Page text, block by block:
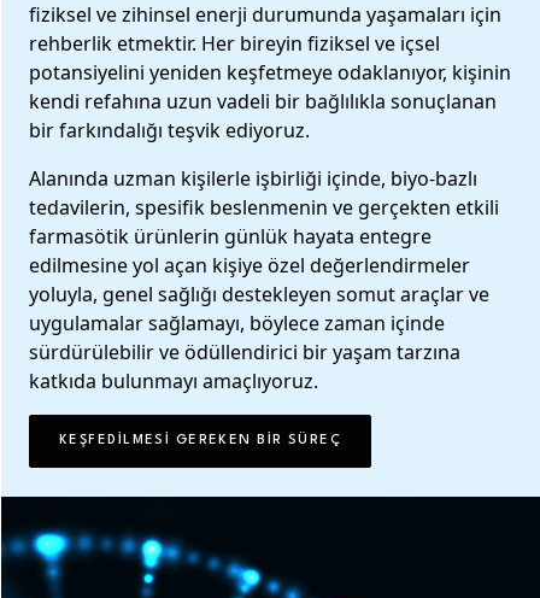
fiziksel ve zihinsel enerji durumunda yaşamaları için
rehberlik etmektir. Her bireyin fiziksel ve içsel
potansiyelini yeniden keşfetmeye odaklanıyor, kişinin
kendi refahına uzun vadeli bir bağlılıkla sonuçlanan
bir farkındalığı teşvik ediyoruz.
Alanında uzman kişilerle işbirliği içinde, biyo-bazlı
tedavilerin, spesifik beslenmenin ve gerçekten etkili
farmasötik ürünlerin günlük hayata entegre
edilmesine yol açan kişiye özel değerlendirmeler
yoluyla, genel sağlığı destekleyen somut araçlar ve
uygulamalar sağlamayı, böylece zaman içinde
sürdürülebilir ve ödüllendirici bir yaşam tarzına
katkıda bulunmayı amaçlıyoruz.
KEŞFEDILMESI GEREKEN BIR SÜREÇ